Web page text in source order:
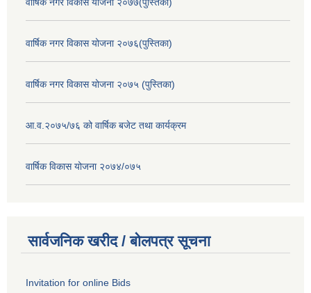
वार्षिक नगर विकास योजना २०७६(पुस्तिका)
वार्षिक नगर विकास योजना २०७५ (पुस्तिका)
आ.व.२०७५/७६ को वार्षिक बजेट तथा कार्यक्रम
वार्षिक विकास योजना २०७४/०७५
सार्वजनिक खरीद / बोलपत्र सूचना
Invitation for online Bids